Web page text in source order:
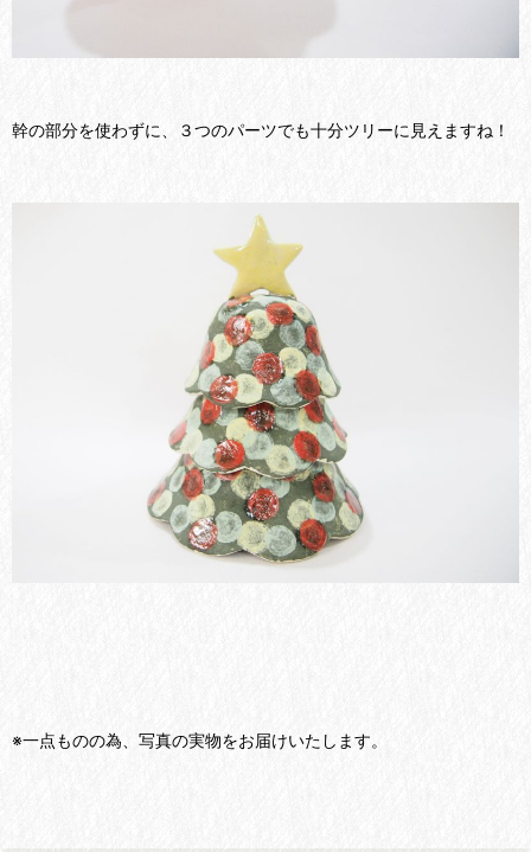
幹の部分を使わずに、３つのパーツでも十分ツリーに見えますね！
※一点ものの為、写真の実物をお届けいたします。